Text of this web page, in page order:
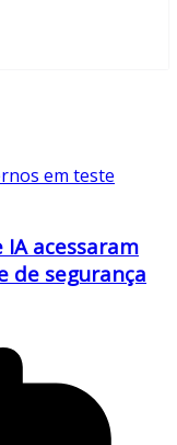
acessaram
de segurança